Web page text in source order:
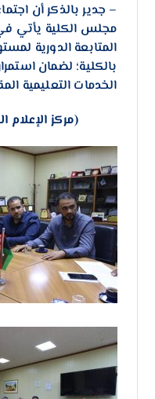
– جدير بالذكر أن
مجلس الكلية يأتي
المتابعة الدورية
بالكلية؛ لضمان
الخدمات التعليمية
(مركز